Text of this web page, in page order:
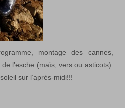
montage des cannes,
l’esche (maïs, vers ou asticots).
sur l’après-midi!!!